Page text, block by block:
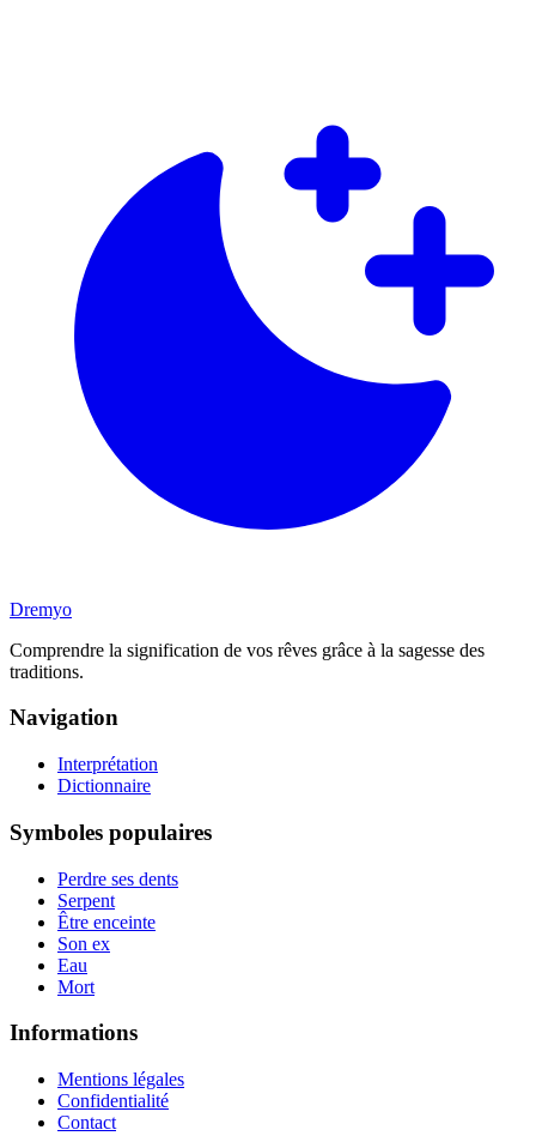
Dremyo
Comprendre la signification de vos rêves grâce à la sagesse des
traditions.
Navigation
Interprétation
Dictionnaire
Symboles populaires
Perdre ses dents
Serpent
Être enceinte
Son ex
Eau
Mort
Informations
Mentions légales
Confidentialité
Contact